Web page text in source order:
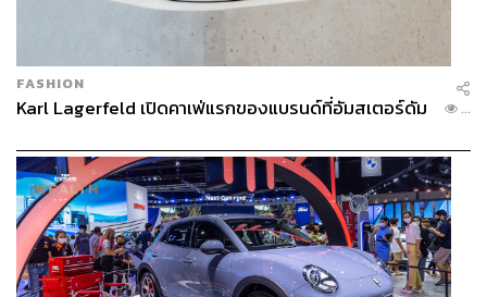
FASHION
Karl Lagerfeld เปิดคาเฟ่แรกของแบรนด์ที่อัมสเตอร์ดัม ...